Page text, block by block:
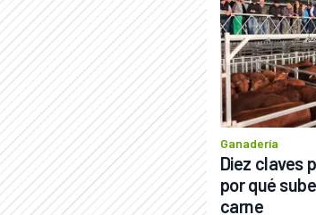
Ganadería
Diez claves
por qué
carne